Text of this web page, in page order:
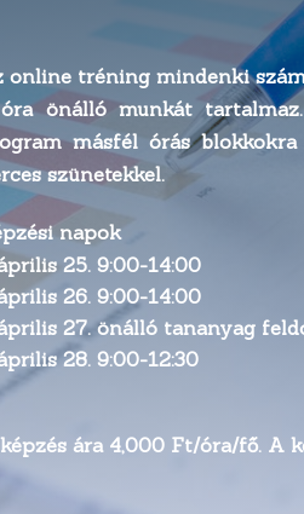
online tréning mindenki
önálló munkát
másfél órás
szünetekkel.
napok
25. 9:00-14:00
26. 9:00-14:00
27. önálló tananyag
28. 9:00-12:30
ára 4,000 Ft/óra/fő. A